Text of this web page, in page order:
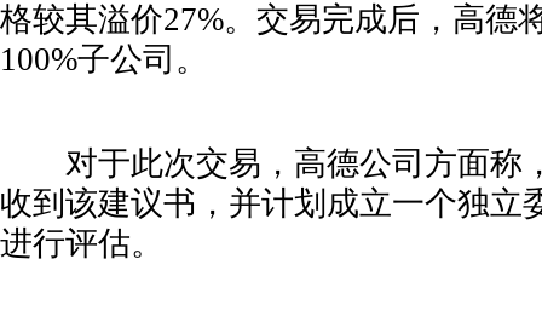
格较其溢价27%。交易完成后，高德
100%子公司。
对于此次交易，高德公司方面称
收到该建议书，并计划成立一个独立
进行评估。